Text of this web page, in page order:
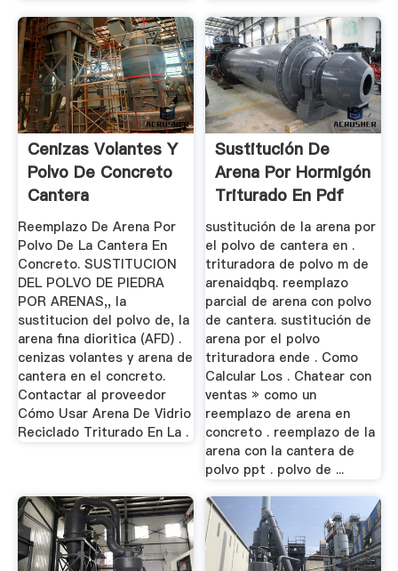
Cenizas Volantes Y
Polvo De Concreto
Cantera
Reemplazo De Arena Por
Polvo De La Cantera En
Concreto. SUSTITUCION
DEL POLVO DE PIEDRA
POR ARENAS,, la
sustitucion del polvo de, la
arena fina dioritica (AFD) .
cenizas volantes y arena de
cantera en el concreto.
Contactar al proveedor
Cómo Usar Arena De Vidrio
Reciclado Triturado En La .
Sustitución De
Arena Por Hormigón
Triturado En Pdf
sustitución de la arena por
el polvo de cantera en .
trituradora de polvo m de
arenaidqbq. reemplazo
parcial de arena con polvo
de cantera. sustitución de
arena por el polvo
trituradora ende . Como
Calcular Los . Chatear con
ventas » como un
reemplazo de arena en
concreto . reemplazo de la
arena con la cantera de
polvo ppt . polvo de ...